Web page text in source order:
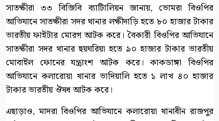
সাতক্ষীরা ৩৩ বিজিবি ব্যাটিালিয়ন জানায়, ভোমরা বিওপির
আভিযানে সাতক্ষীরা সদর থানার লক্ষীদাড়ি হতে ৮০ হাজার টাকার
ভারতীয় ফাইটার মোরগ আটক করে। বৈকারী বিওপির আভিযানে
সাতক্ষীরা সদর থানার ছয়ঘরিয়া হতে ৯০ হাজার টাকার ভারতীয়
মোবাইল ফোনের যন্ত্রাংশ আটক করে। কাকডাঙ্গা বিওপির
আভিযানে কলারোয়া থানার ভাদিয়ালি হতে ১ লাখ ৪০ হাজার
টাকার ভারতীয় ঔষধ আটক করে।
এছাড়াও, মাদরা বিওপির আভিযানে কলারোয়া থানাধীন রাজপুর